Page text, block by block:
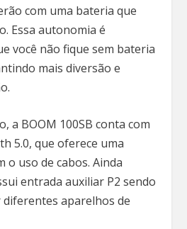
com uma bateria que
Essa autonomia é
você não fique sem bateria
mais diversão e
a BOOM 100SB conta com
5.0, que oferece uma
o uso de cabos. Ainda
entrada auxiliar P2 sendo
aparelhos de